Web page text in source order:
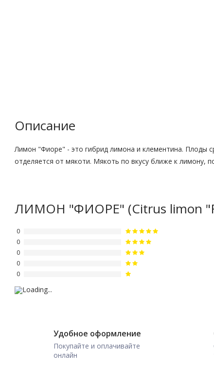
Описание
Лимон "Фиоре" - это гибрид лимона и клементина. Плоды
отделяется от мякоти. Мякоть по вкусу ближе к лимону,
ЛИМОН "ФИОРЕ" (Citrus limon
0
0
0
0
0
Удобное оформление
Покупайте и оплачивайте
онлайн